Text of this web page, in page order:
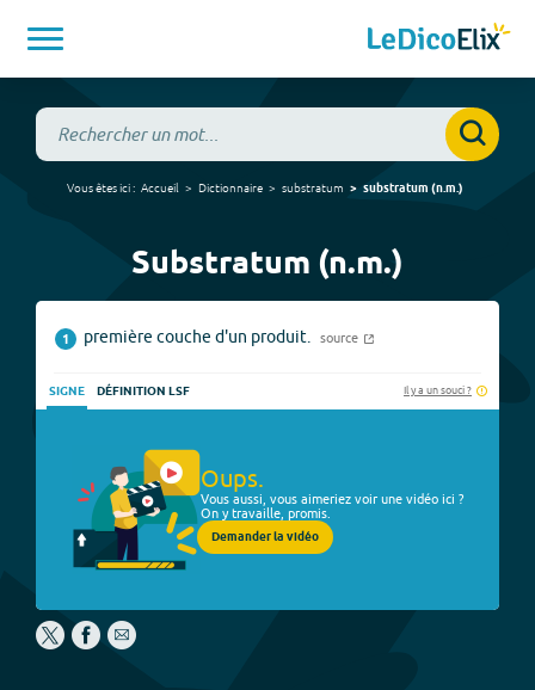
Vous êtes ici : Accueil Dictionnaire substratum substratum (n.m.)
Substratum (n.m.)
1 première couche d'un produit. source
SIGNE DÉFINITION LSF Il y a un souci ?
Oups.
Vous aussi, vous aimeriez voir une vidéo ici ?
On y travaille, promis.
Demander la vidéo